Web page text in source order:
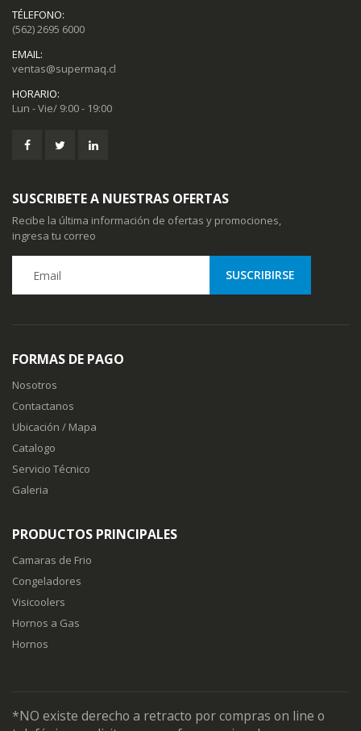
TÉLEFONO:
(562) 2695 6000
EMAIL:
ventas@supermaq.cl
HORARIO:
Lun - Vie/ 9:00 - 19:00
SUSCRIBETE A NUESTRAS OFERTAS
Recibe la última información de ofertas y promociones,
ingresa tu correo
FORMAS DE PAGO
Nosotros
Contactanos
Ubicación / Mapa
Catalogo
Servicio Técnico
Galeria
PRODUCTOS PRINCIPALES
Camaras de Frio
Congeladores
Visicoolers
Hornos a Gas
Hornos
*NO existe derecho a retracto por compras on line o